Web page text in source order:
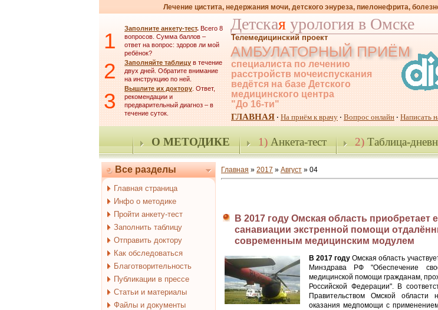
Лечение цистита, недержания мочи, детского энуреза, пиелонефрита,
1 Заполните анкету-тест. Всего 8
вопросов. Сумма баллов –
ответ на вопрос: здоров ли мой
ребёнок?
2 Заполняйте таблицу в течение
двух дней. Обратите внимание
на инструкцию по ней.
3 Вышлите их доктору. Ответ,
рекомендации и
предварительный диагноз – в
течение суток.
Детская урология в Омске
Телемедицинский проект
АМБУЛАТОРНЫЙ ПРИЁМ
специалиста по лечению
расстройств мочеиспускания
ведётся на базе Детского
медицинского центра
"До 16-ти"
ГЛАВНАЯ · На приём к врачу · Вопрос онлайн · Написать
О МЕТОДИКЕ 1)Анкета-тест 2)Таблица-
Все разделы
Главная страница
Инфо о методике
Пройти анкету-тест
Заполнить таблицу
Отправить доктору
Как обследоваться
Благотворительность
Публикации в прессе
Статьи и материалы
Файлы и документы
Главная » 2017 » Август » 04
В 2017 году Омская область приобретает
санавиации экстренной помощи
современным медицинским модулем
В 2017 году Омская область
Минздрава РФ "Обеспечение
медицинской помощи гражданам,
Российской Федерации". В
Правительством Омской области
оказания медпомощи с